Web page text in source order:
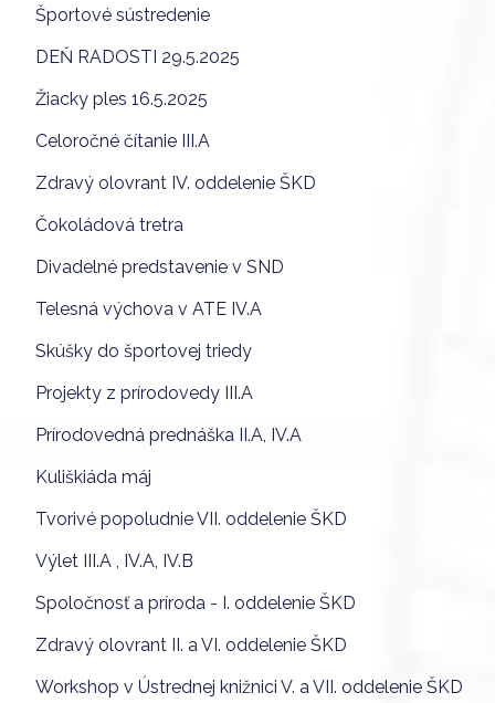
Športové sústredenie
DEŇ RADOSTI 29.5.2025
Žiacky ples 16.5.2025
Celoročné čítanie III.A
Zdravý olovrant IV. oddelenie ŠKD
Čokoládová tretra
Divadelné predstavenie v SND
Telesná výchova v ATE IV.A
Skúšky do športovej triedy
Projekty z prírodovedy III.A
Prírodovedná prednáška II.A, IV.A
Kuliškiáda máj
Tvorivé popoludnie VII. oddelenie ŠKD
Výlet III.A , IV.A, IV.B
Spoločnosť a príroda - I. oddelenie ŠKD
Zdravý olovrant II. a VI. oddelenie ŠKD
Workshop v Ústrednej knižnici V. a VII. oddelenie ŠKD